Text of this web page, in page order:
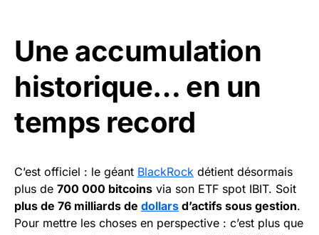
Une accumulation
historique… en un
temps record
C’est officiel : le géant BlackRock détient désormais
plus de 700 000 bitcoins via son ETF spot IBIT. Soit
plus de 76 milliards de dollars d’actifs sous gestion.
Pour mettre les choses en perspective : c’est plus que